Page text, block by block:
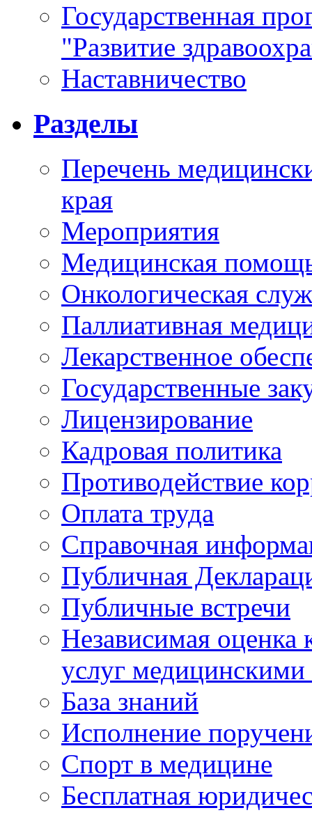
Государственная
"Развитие
Наставничество
Разделы
Перечень
края
Мероприятия
Медицинская
Онкологическая
Паллиативная
Лекарственное
Государственные
Лицензирование
Кадровая политика
Противодействие
Оплата труда
Справочная
Публичная
Публичные встречи
Независимая оценка
услуг
База знаний
Исполнение
Спорт в медицине
Бесплатная